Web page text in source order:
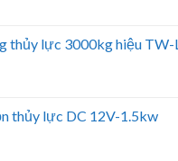
thủy lực 3000kg hiệu TW-
thủy lực DC 12V-1.5kw